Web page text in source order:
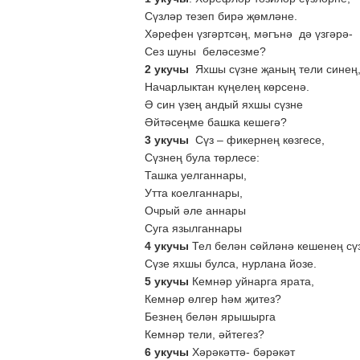
Сүзләр тезеп бирә җөмләне.
Хәрефен үзгәртсәң, мәгънә дә үзгәрә-
Сез шуны беләсезме?
2 укучы Яхшы сүзне җаның тели синең,
Начарлыктан күңелең көрсенә.
Ә син үзең андый яхшы сүзне
Әйтәсеңме башка кешегә?
3 укучы Сүз – фикернең көзгесе,
Сүзнең була төрлесе:
Ташка уелганнары,
Утта коелганнары,
Очрый әле аннары
Суга язылганнары
4 укучы Тел белән сөйләнә кешенең
Сүзе яхшы булса, нурлана йозе.
5 укучы Кемнәр уйнарга ярата,
Кемнәр өлгер һәм җитез?
Безнең белән ярышырга
Кемнәр тели, әйтегез?
6 укучы Хәрәкәттә- бәрәкәт